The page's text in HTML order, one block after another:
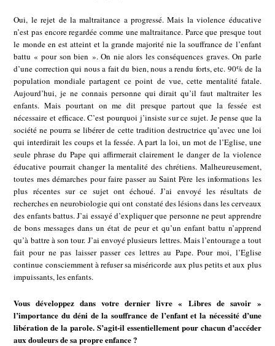
Oui, le rejet de la maltraitance a progressé. Mais la violence éducative
n’est pas encore regardée comme une maltraitance. Parce que presque tout
le monde en est atteint et la grande majorité nie la souffrance de l’enfant
battu « pour son bien ». On nie alors les conséquences graves. On parle
d’une correction qui nous a fait du bien, nous a rendu forts, etc. 90% de la
population mondiale partagent ce point de vue, cette mentalité fatale.
Aujourd’hui, je ne connais personne qui dirait qu’il faut maltraiter les
enfants. Mais pourtant on me dit presque partout que la fessée est
nécessaire et efficace. C’est pourquoi j’insiste sur ce sujet. Je pense que la
société ne pourra se libérer de cette tradition destructrice qu’avec une loi
qui interdirait les coups et la fessée. A part la loi, un mot de l’Eglise, une
seule phrase du Pape qui affirmerait clairement le danger de la violence
éducative pourrait changer la mentalité des chrétiens. Malheureusement,
toutes mes démarches pour faire passer au Saint Père les informations les
plus récentes sur ce sujet ont échoué. J’ai envoyé les résultats de
recherches en neurobiologie qui ont constaté des lésions dans les cerveaux
des enfants battus. J’ai essayé d’expliquer que personne ne peut apprendre
de bons messages dans un état de peur et qu’un enfant battu n’apprend
qu’à battre à son tour. J’ai envoyé plusieurs lettres. Mais l’entourage a tout
fait pour ne pas laisser passer ces lettres au Pape. Pour moi, l’Eglise
continue consciemment à refuser sa miséricorde aux plus petits et aux plus
impuissants, les enfants.
Vous développez dans votre dernier livre « Libres de savoir »
l’importance du déni de la souffrance de l’enfant et la nécessité d’une
libération de la parole. S’agit-il essentiellement pour chacun d’accéder
aux douleurs de sa propre enfance ?